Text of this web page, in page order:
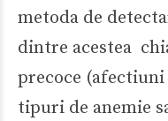
metoda de
dintre acestea
precoce
tipuri de anemie